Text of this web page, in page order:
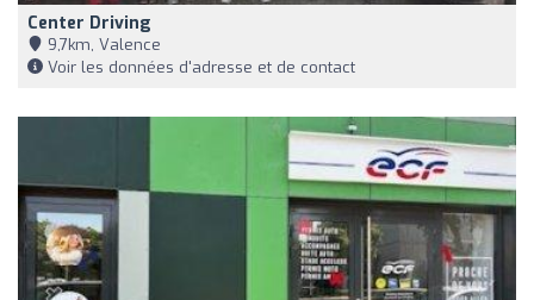
Center Driving
9,7km, Valence
Voir les données d'adresse et de contact